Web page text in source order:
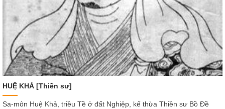
HUỆ KHẢ [Thiền sư]
Sa-môn Huệ Khả, triều Tề ở đất Nghiệp, kế thừa Thiền sư Bồ Đề